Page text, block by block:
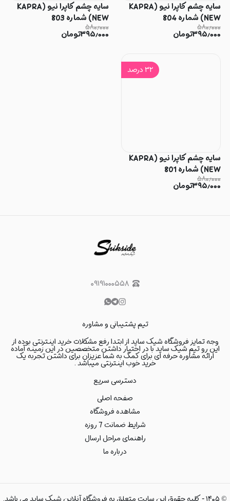
سایه چشم کاپرا نیو (KAPRA
NEW) شماره 804
۵۸۰٫۰۰۰
۳۹۵٫۰۰۰تومان
سایه چشم کاپرا نیو (KAPRA
NEW) شماره 803
۵۸۰٫۰۰۰
۳۹۵٫۰۰۰تومان
۳۲ درصد
سایه چشم کاپرا نیو (KAPRA
NEW) شماره 801
۵۸۰٫۰۰۰
۳۹۵٫۰۰۰تومان
۰۹۱۹۱۰۰۰۵۵۸
تیم پشتیبانی و مشاوره
وجه تمایز فروشگاه شیک ساید از ابتدا رفع مشکلات خرید اینترنتی بوده از
این رو تیم شیک ساید با در اختیار داشتن متخصصین در این زمینه آماده
ارائه مشاوره حرفه ای برای کمک به شما عزیزان برای داشتن تجربه یک
خرید خوب اینترنتی میباشد .
دسترسی سریع
صفحه اصلی
مشاهده فروشگاه
شرایط ضمانت 7 روزه
راهنمای مراحل ارسال
درباره ما